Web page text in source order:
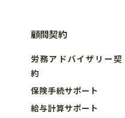
顧問契約
労務アドバイザリー契
約
保険手続サポート
給与計算サポート